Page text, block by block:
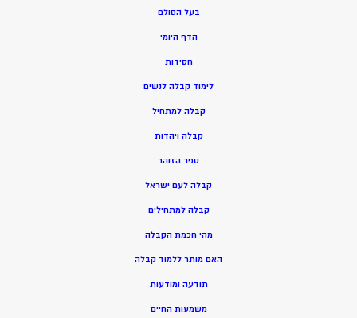
בעל הסולם
הדף היומי
חסידות
לימוד קבלה לנשים
קבלה למתחיל
קבלה ויהדות
ספר הזוהר
קבלה לעם ישראל
קבלה למתחילים
מהי חכמת הקבלה
האם מותר ללמוד קבלה
תודעה ומודעות
משמעות החיים